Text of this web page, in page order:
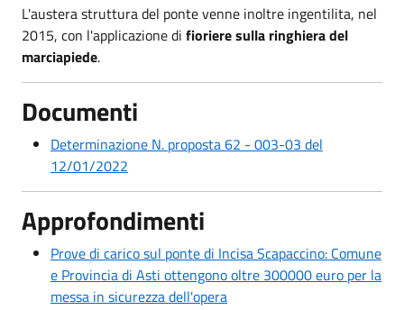
L'austera struttura del ponte venne inoltre ingentilita, nel
2015, con l'applicazione di fioriere sulla ringhiera del
marciapiede.
Documenti
Determinazione N. proposta 62 - 003-03 del
12/01/2022
Approfondimenti
Prove di carico sul ponte di Incisa Scapaccino: Comune
e Provincia di Asti ottengono oltre 300000 euro per la
messa in sicurezza dell'opera